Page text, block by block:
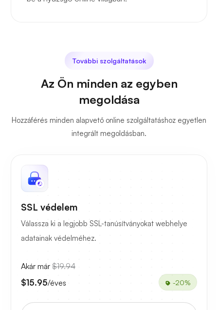
További szolgáltatások
Az Ön minden az egyben
megoldása
Hozzáférés minden alapvető online szolgáltatáshoz egyetlen
integrált megoldásban.
SSL védelem
Válassza ki a legjobb SSL-tanúsítványokat webhelye
adatainak védelméhez.
Akár már $19.94
$15.95/éves -20%